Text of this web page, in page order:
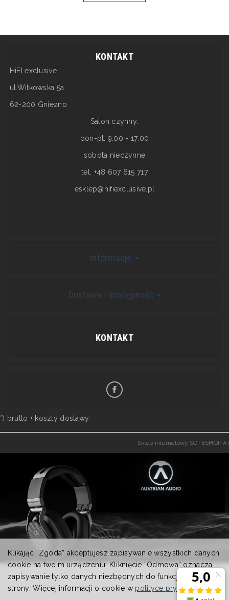
KONTAKT
HiFI exclusive
ul.Witkowska 5a
62-200 Gniezno
Salon czynny:
pon-pt: 9:00 - 17:00
sobota nieczynne
tel. +48 607 615 717
esklep@hifiexclusive.pl
Informacje
Dostawa i dostępność
KONTAKT
*) brutto + koszty dostawy
Sklep internetowy SOTESHOP AI
Klikając “Zgoda” akceptujesz zapisywanie wszystkich danych
cookie na twoim urządzeniu. Kliknięcie “Odmowa” oznacza
zapisywanie tylko danych niezbędnych do funkcjonowania
strony. Więcej informacji o cookie w polityce prywatności.